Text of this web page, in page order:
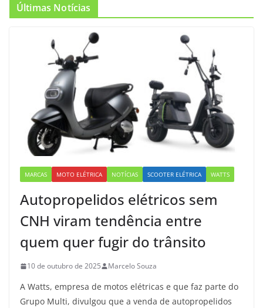
Últimas Notícias
MARCAS MOTO ELÉTRICA NOTÍCIAS SCOOTER ELÉTRICA WATTS
Autopropelidos elétricos sem
CNH viram tendência entre
quem quer fugir do trânsito
10 de outubro de 2025 Marcelo Souza
A Watts, empresa de motos elétricas e que faz parte do
Grupo Multi, divulgou que a venda de autopropelidos